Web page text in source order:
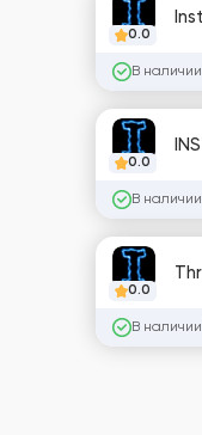
0.0
В
0.0
В
0.0
В